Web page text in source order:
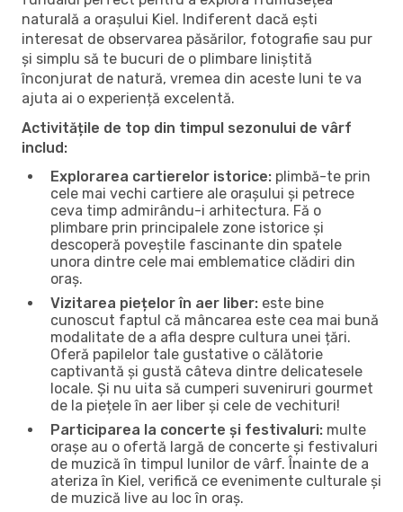
naturală a orașului Kiel. Indiferent dacă ești
interesat de observarea păsărilor, fotografie sau pur
și simplu să te bucuri de o plimbare liniștită
înconjurat de natură, vremea din aceste luni te va
ajuta ai o experiență excelentă.
Activitățile de top din timpul sezonului de vârf
includ:
Explorarea cartierelor istorice: plimbă-te prin
cele mai vechi cartiere ale orașului și petrece
ceva timp admirându-i arhitectura. Fă o
plimbare prin principalele zone istorice și
descoperă poveștile fascinante din spatele
unora dintre cele mai emblematice clădiri din
oraș.
Vizitarea piețelor în aer liber: este bine
cunoscut faptul că mâncarea este cea mai bună
modalitate de a afla despre cultura unei țări.
Oferă papilelor tale gustative o călătorie
captivantă și gustă câteva dintre delicatesele
locale. Și nu uita să cumperi suveniruri gourmet
de la piețele în aer liber și cele de vechituri!
Participarea la concerte și festivaluri: multe
orașe au o ofertă largă de concerte și festivaluri
de muzică în timpul lunilor de vârf. Înainte de a
ateriza în Kiel, verifică ce evenimente culturale și
de muzică live au loc în oraș.